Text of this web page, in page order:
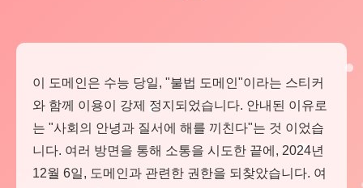
이 도메인은 수능 당일, "불법 도메인"이라는 스티커
와 함께 이용이 강제 정지되었습니다. 안내된 이유로
는 "사회의 안녕과 질서에 해를 끼친다"는 것 이었습
니다. 여러 방면을 통해 소통을 시도한 끝에, 2024년
12월 6일, 도메인과 관련한 권한을 되찾았습니다. 여